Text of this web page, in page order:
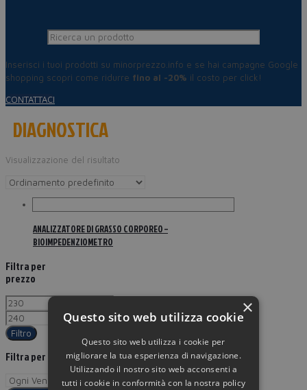
Inserisci i tuoi prodotti su minorprezzo.info e se hai campagne Google
shopping scopri come ridurre fino al -20% il costo per click!
CONTATTACI
DIAGNOSTICA
Visualizzazione del risultato
ANALIZZATORE DI GRASSO CORPOREO –
BIOIMPEDENZIOMETRO
Filtra per
prezzo
Filtro
Filtra per
×
Questo sito web utilizza cookie
Questo sito web utilizza i cookie per
migliorare la tua esperienza di navigazione.
Utilizzando il nostro sito web acconsenti a
tutti i cookie in conformità con la nostra policy